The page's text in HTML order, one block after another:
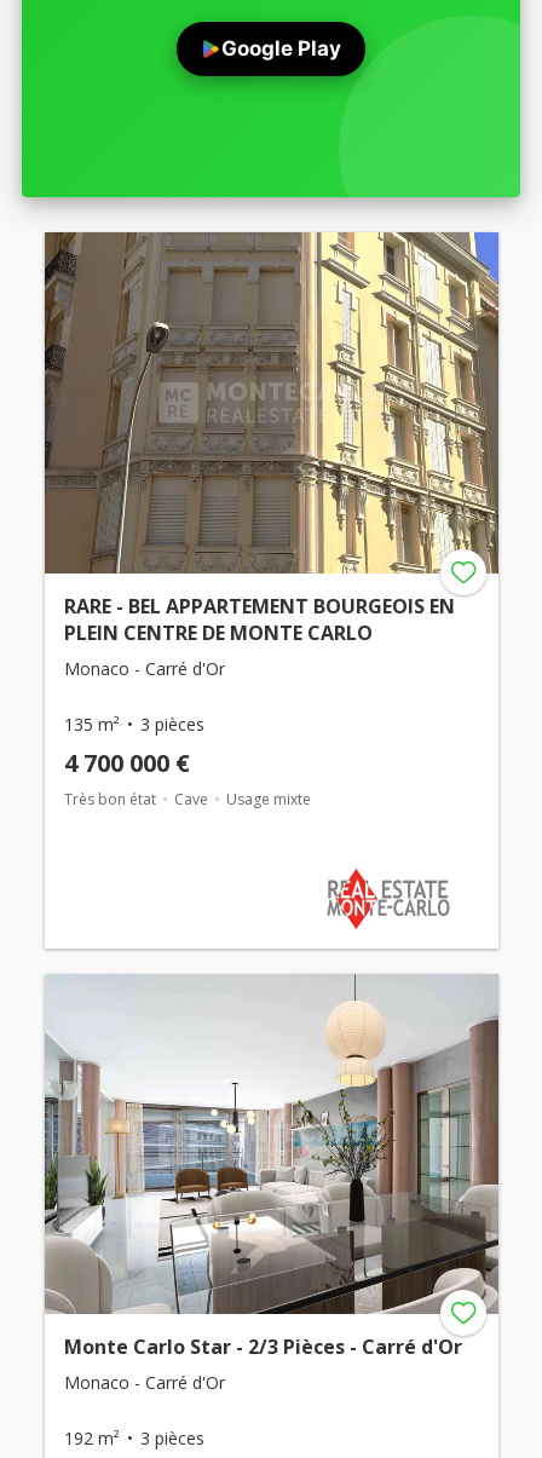
Google Play
RARE - BEL APPARTEMENT BOURGEOIS EN
PLEIN CENTRE DE MONTE CARLO
Monaco - Carré d'Or
135 m² 3 pièces
4 700 000 €
Très bon état Cave Usage mixte
Monte Carlo Star - 2/3 Pièces - Carré d'Or
Monaco - Carré d'Or
192 m² 3 pièces